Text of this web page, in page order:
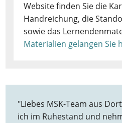
Website finden Sie die
Handreichung, die
sowie das
Materialien gelangen Sie
"Liebes MSK-Team aus
ich im Ruhestand und